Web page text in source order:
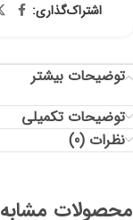
اشتراک‌گذاری:
توضیحات بیشتر
توضیحات تکمیلی
نظرات (0)
محصولات مشابه